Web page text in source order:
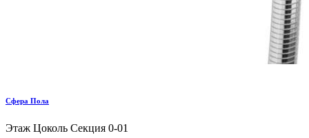
Сфера Пола
Этаж Цоколь Секция 0-01